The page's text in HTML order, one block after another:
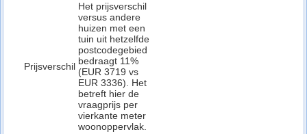
Prijsverschil
Het prijsverschil
versus andere
huizen met een
tuin uit hetzelfde
postcodegebied
bedraagt 11%
(EUR 3719 vs
EUR 3336). Het
betreft hier de
vraagprijs per
vierkante meter
woonoppervlak.